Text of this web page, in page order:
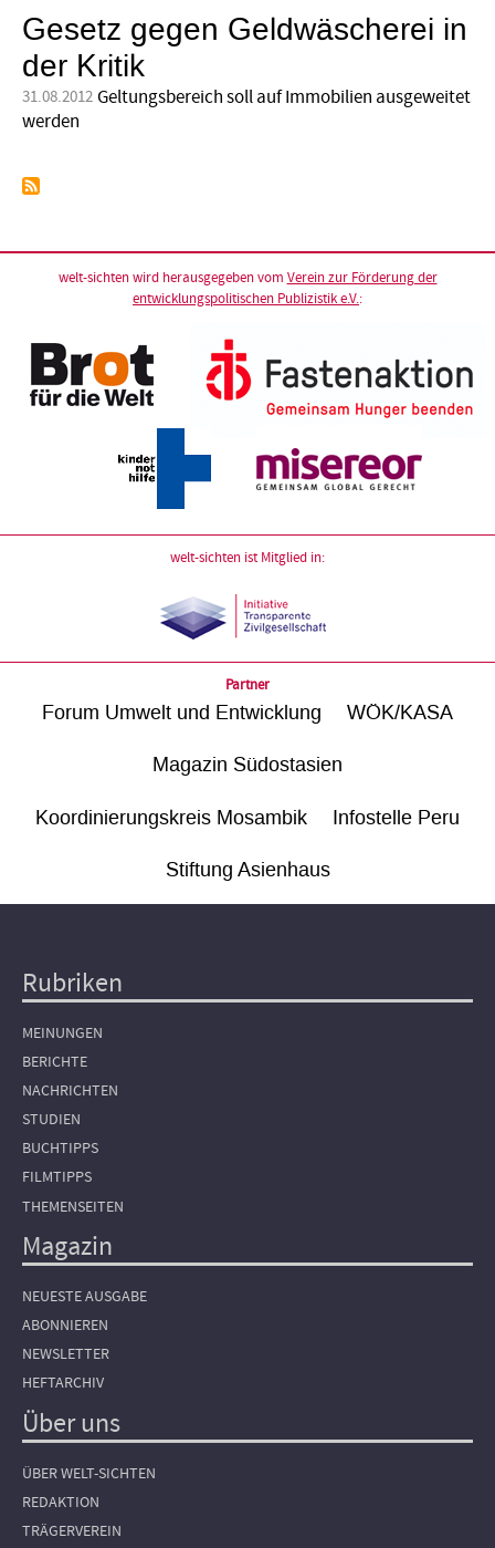
Gesetz gegen Geldwäscherei in
der Kritik
31.08.2012 Geltungsbereich soll auf Immobilien ausgeweitet
werden
welt-sichten wird herausgegeben vom Verein zur Förderung der
entwicklungspolitischen Publizistik e.V.:
welt-sichten ist Mitglied in:
Partner
Forum Umwelt und Entwicklung WÖK/KASA
Magazin Südostasien
Koordinierungskreis Mosambik Infostelle Peru
Stiftung Asienhaus
Hauptnavigation
Rubriken
MEINUNGEN
BERICHTE
NACHRICHTEN
STUDIEN
BUCHTIPPS
FILMTIPPS
THEMENSEITEN
Magazin
NEUESTE AUSGABE
ABONNIEREN
NEWSLETTER
HEFTARCHIV
Über uns
ÜBER WELT-SICHTEN
REDAKTION
TRÄGERVEREIN